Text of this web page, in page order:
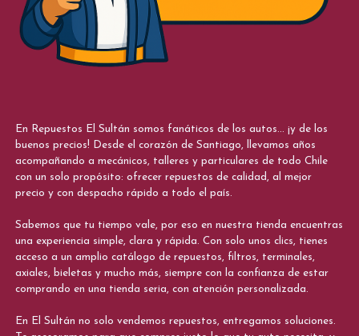
En Repuestos El Sultán somos fanáticos de los autos... ¡y de los
buenos precios! Desde el corazón de Santiago, llevamos años
acompañando a mecánicos, talleres y particulares de todo Chile
con un solo propósito: ofrecer repuestos de calidad, al mejor
precio y con despacho rápido a todo el país.
Sabemos que tu tiempo vale, por eso en nuestra tienda encuentras
una experiencia simple, clara y rápida. Con solo unos clics, tienes
acceso a un amplio catálogo de repuestos, filtros, terminales,
axiales, bieletas y mucho más, siempre con la confianza de estar
comprando en una tienda seria, con atención personalizada.
En El Sultán no solo vendemos repuestos, entregamos soluciones.